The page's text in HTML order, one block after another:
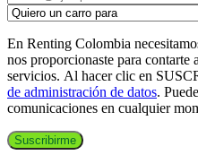
En Renting Colombia
nos proporcionaste para contarte
servicios. Al hacer clic en
de administración de datos.
comunicaciones en cualquier